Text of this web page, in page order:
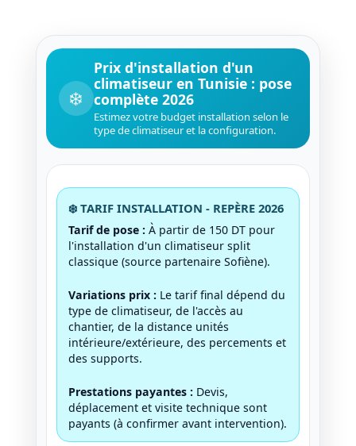
❄️
Prix d'installation d'un
climatiseur en Tunisie : pose
complète 2026
Estimez votre budget installation selon le
type de climatiseur et la configuration.
❄️ TARIF INSTALLATION - REPÈRE 2026
Tarif de pose :À partir de 150 DT pour
l'installation d'un climatiseur split
classique (source partenaire Sofiène).
Variations prix :Le tarif final dépend du
type de climatiseur, de l'accès au
chantier, de la distance unités
intérieure/extérieure, des percements et
des supports.
Prestations payantes :Devis,
déplacement et visite technique sont
payants (à confirmer avant intervention).